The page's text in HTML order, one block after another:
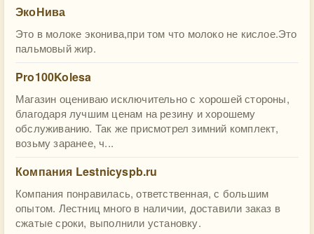
ЭкоНива
Это в молоке эконива,при том что молоко не кислое.Это
пальмовый жир.
Pro100Kolesa
Магазин оцениваю исключительно с хорошей стороны,
благодаря лучшим ценам на резину и хорошему
обслуживанию. Так же присмотрел зимний комплект,
возьму заранее, ч...
Компания Lestnicyspb.ru
Компания понравилась, ответственная, с большим
опытом. Лестниц много в наличии, доставили заказ в
сжатые сроки, выполнили установку.